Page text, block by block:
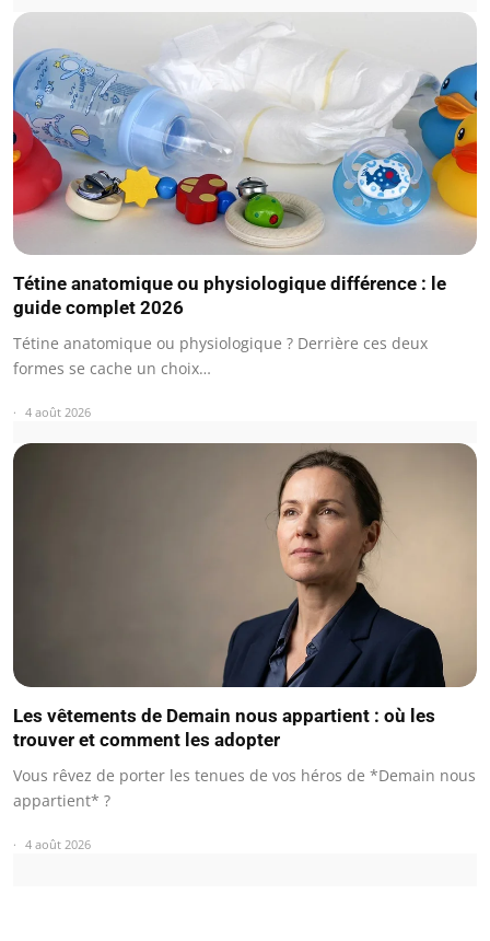
Tétine anatomique ou physiologique différence : le
guide complet 2026
Tétine anatomique ou physiologique ? Derrière ces deux
formes se cache un choix…
4 août 2026
Les vêtements de Demain nous appartient : où les
trouver et comment les adopter
Vous rêvez de porter les tenues de vos héros de *Demain nous
appartient* ?
4 août 2026